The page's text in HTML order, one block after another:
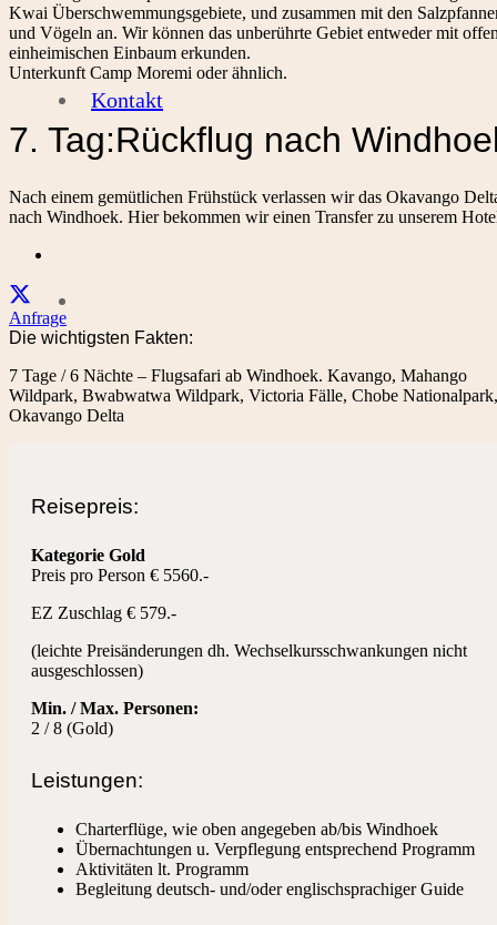
Kontakt
Kwai Überschwemmungsgebiete, und zusammen mit den
und Vögeln an. Wir können das unberührte Gebiet entweder mit
einheimischen Einbaum erkunden.
Unterkunft Camp Moremi oder ähnlich.
7. Tag:Rückflug nach
Nach einem gemütlichen Frühstück verlassen wir das Okavango
nach Windhoek. Hier bekommen wir einen Transfer zu unserem
Anfrage
Die wichtigsten Fakten:
7 Tage / 6 Nächte – Flugsafari ab Windhoek. Kavango, Mahango
Wildpark, Bwabwatwa Wildpark, Victoria Fälle, Chobe Nationalpark,
Okavango Delta
Reisepreis:
Kategorie Gold
Preis pro Person € 5560.-
EZ Zuschlag € 579.-
(leichte Preisänderungen dh. Wechselkursschwankungen nicht
ausgeschlossen)
Min. / Max. Personen:
2 / 8 (Gold)
Leistungen:
Charterflüge, wie oben angegeben ab/bis Windhoek
Übernachtungen u. Verpflegung entsprechend Programm
Aktivitäten lt. Programm
Begleitung deutsch- und/oder englischsprachiger Guide